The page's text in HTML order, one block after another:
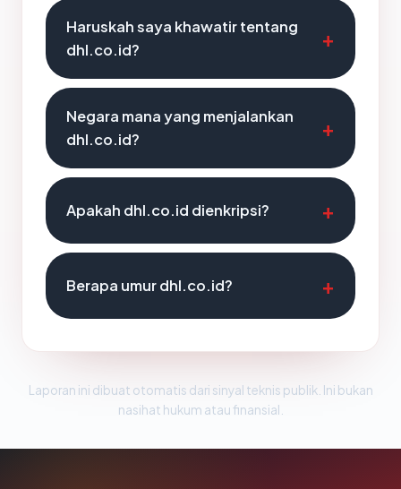
Haruskah saya khawatir tentang
dhl.co.id?
Negara mana yang menjalankan
dhl.co.id?
Apakah dhl.co.id dienkripsi?
Berapa umur dhl.co.id?
Laporan ini dibuat otomatis dari sinyal teknis publik. Ini bukan
nasihat hukum atau finansial.